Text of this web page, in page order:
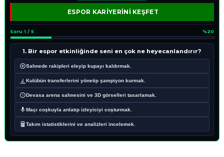
ESPOR KARİYERİNİ KEŞFET
Soru 1 / 5 %20
1. Bir espor etkinliğinde seni en çok ne heyecanlandırır?
Sahnede rakipleri eleyip kupayı kaldırmak.
Kulübün transferlerini yönetip şampiyon kurmak.
Devasa arena sahnesini ve 3D görselleri tasarlamak.
Maçı coşkuyla anlatıp izleyiciyi coşturmak.
Takım istatistiklerini ve analizleri incelemek.